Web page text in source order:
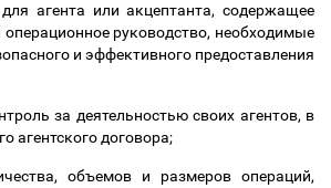
агента или акцептанта, содержащее
операционное руководство, необходимые
и эффективного предоставления
за деятельностью своих агентов, в
агентского договора;
объемов и размеров операций,